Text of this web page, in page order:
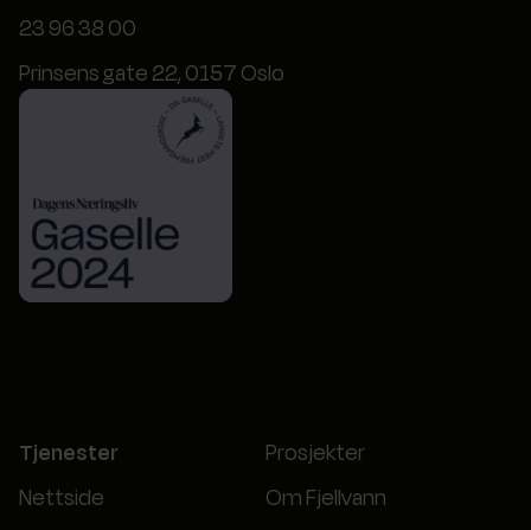
23 96 38 00
Prinsens gate 22, 0157 Oslo
Tjenester
Nettside
Prosjekter
Om Fjellvann